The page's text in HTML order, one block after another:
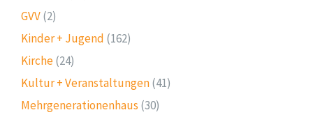
GVV(2)
Kinder + Jugend (162)
Kirche(24)
Kultur + Veranstaltungen(41)
Mehrgenerationenhaus (30)